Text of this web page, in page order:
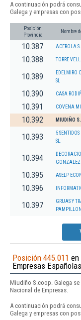
A continuación podrá
Galega y empresas con
Posición
Provincia
Nombre
10.387 ACEROLA
10.388 TORRE
10.389
EDELMIRO
SL
10.390 CASA
10.391 COVENA
10.392 MIUDIÑO
10.393
5
SL.
10.394
GONZALEZ
10.395 ASELP
10.396
10.397
GRUAS Y
Posición 445.011 en
Empresas Españolas
Miudiño S.coop. Galega se
Nacional de Empresas.
A continuación podrá
Galega y empresas con